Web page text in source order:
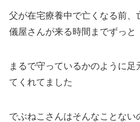
父が在宅療養中で亡くなる前、
儀屋さんが来る時間までずっと
まるで守っているかのように足
てくれてました
でぶねこさんはそんなことない